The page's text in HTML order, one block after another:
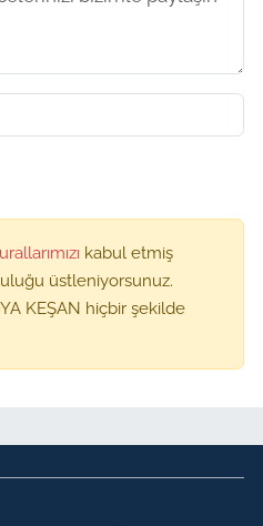
kabul etmiş
üstleniyorsunuz.
KEŞAN hiçbir şekilde